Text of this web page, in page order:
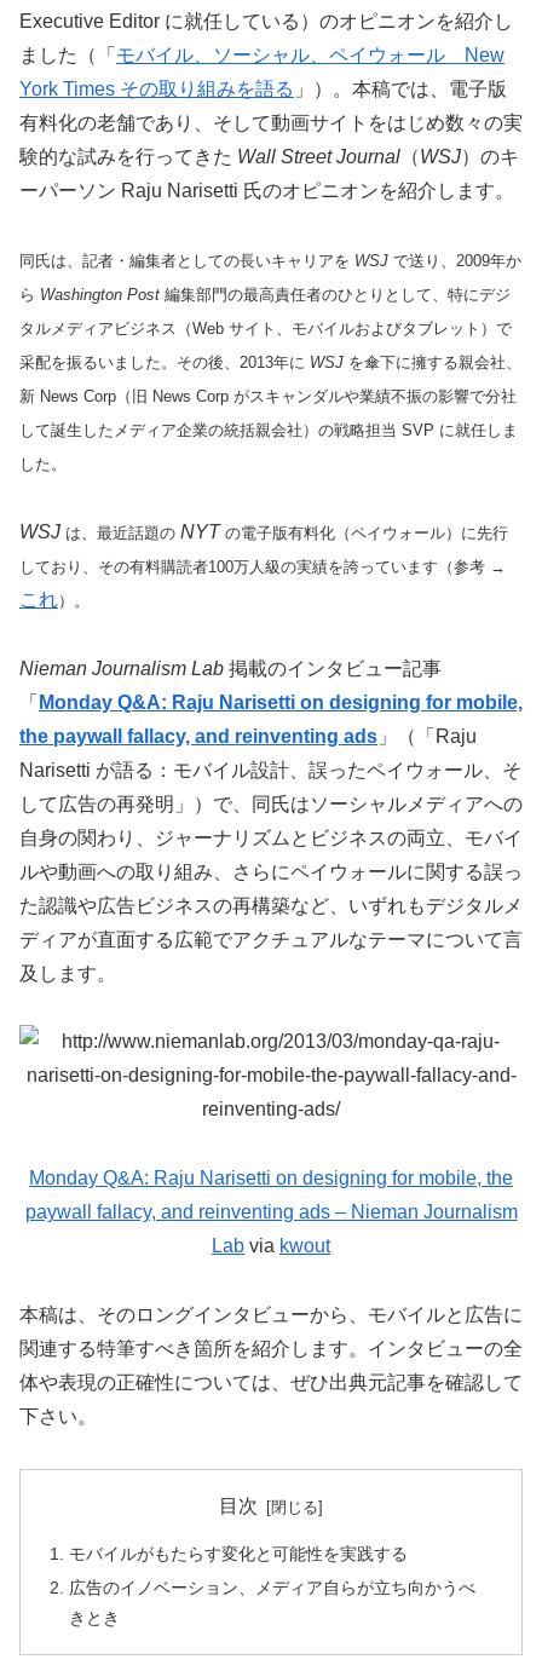
Executive Editor に就任している）のオピニオンを紹介し
ました（「 モバイル、ソーシャル、ペイウォール New
York Times その取り組みを語る 」）。本稿では、電子版
有料化の老舗であり、そして動画サイトをはじめ数々の実
験的な試みを行ってきた Wall Street Journal （WSJ）のキ
ーパーソン Raju Narisetti 氏のオピニオンを紹介します。
同氏は、記者・編集者としての長いキャリアを WSJ で送り、2009年か
ら Washington Post 編集部門の最高責任者のひとりとして、特にデジ
タルメディアビジネス（Web サイト、モバイルおよびタブレット）で
采配を振るいました。その後、2013年に WSJ を傘下に擁する親会社、
新 News Corp（旧 News Corp がスキャンダルや業績不振の影響で分社
して誕生したメディア企業の統括親会社）の戦略担当 SVP に就任しま
した。
WSJ は、最近話題の NYT の電子版有料化（ペイウォール）に先行
しており、その有料購読者100万人級の実績を誇っています（参考 →
これ）。
Nieman Journalism Lab 掲載のインタビュー記事
「 Monday Q&A: Raju Narisetti on designing for mobile,
the paywall fallacy, and reinventing ads 」（「Raju
Narisetti が語る：モバイル設計、誤ったペイウォール、そ
して広告の再発明」）で、同氏はソーシャルメディアへの
自身の関わり、ジャーナリズムとビジネスの両立、モバイ
ルや動画への取り組み、さらにペイウォールに関する誤っ
た認識や広告ビジネスの再構築など、いずれもデジタルメ
ディアが直面する広範でアクチュアルなテーマについて言
及します。
Monday Q&A: Raju Narisetti on designing for mobile, the
paywall fallacy, and reinventing ads – Nieman Journalism
Lab via kwout
本稿は、そのロングインタビューから、モバイルと広告に
関連する特筆すべき箇所を紹介します。インタビューの全
体や表現の正確性については、ぜひ出典元記事を確認して
下さい。
目次
モバイルがもたらす変化と可能性を実践する
広告のイノベーション、メディア自らが立ち向かうべ
きとき